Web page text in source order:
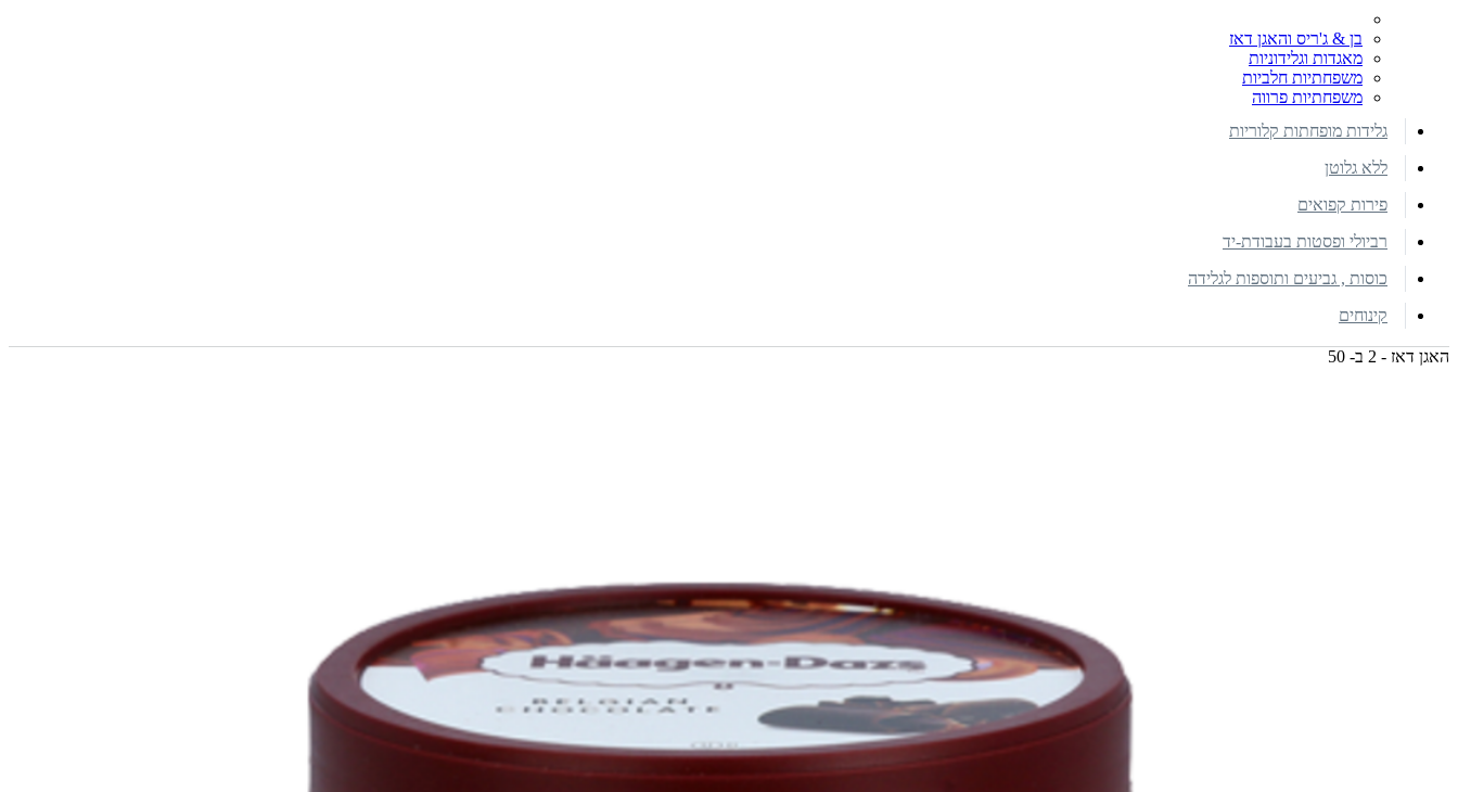
בן & ג'ריס והאגן דאז
מאגדות וגלידוניות
משפחתיות חלביות
משפחתיות פרווה
גלידות מופחתות קלוריות
ללא גלוטן
פירות קפואים
רביולי ופסטות בעבודת-יד
כוסות , גביעים ותוספות לגלידה
קינוחים
האגן דאז - 2 ב- 50